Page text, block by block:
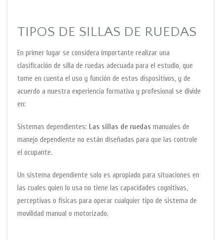
TIPOS DE SILLAS DE RUEDAS
En primer lugar se considera importante realizar una
clasificación de silla de ruedas adecuada para el estudio, que
tome en cuenta el uso y función de estos dispositivos, y de
acuerdo a nuestra experiencia formativa y profesional se divide
en:
Sistemas dependientes: Las sillas de ruedas manuales de
manejo dependiente no están diseñadas para que las controle
el ocupante.
Un sistema dependiente solo es apropiado para situaciones en
las cuales quien lo usa no tiene las capacidades cognitivas,
perceptivas o físicas para operar cualquier tipo de sistema de
movilidad manual o motorizado.